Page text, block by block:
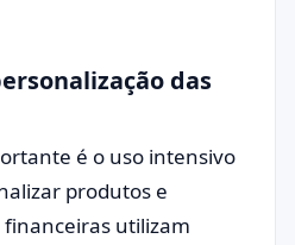
das
é o uso intensivo
produtos e
utilizam